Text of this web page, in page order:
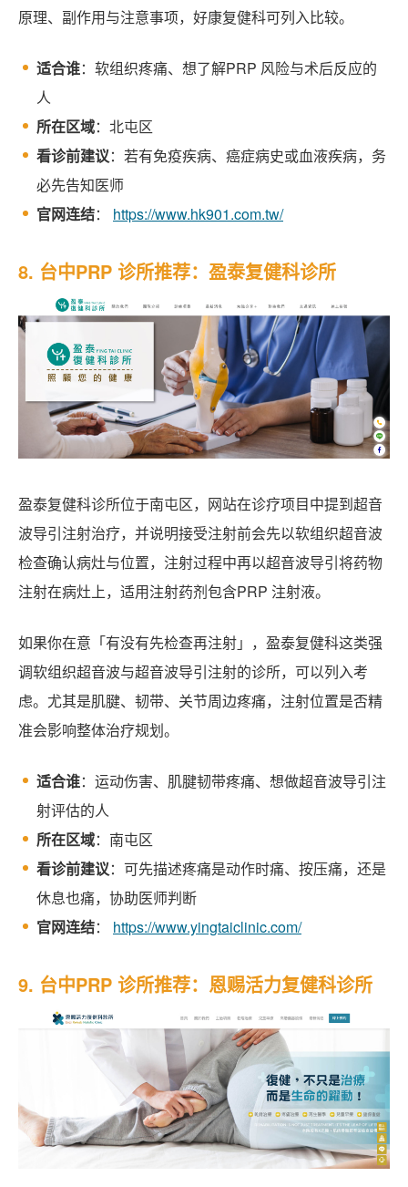
原理、副作用与注意事项，好康复健科可列入比较。
适合谁：软组织疼痛、想了解PRP 风险与术后反应的
人
所在区域：北屯区
看诊前建议：若有免疫疾病、癌症病史或血液疾病，务
必先告知医师
官网连结： https://www.hk901.com.tw/
8. 台中PRP 诊所推荐：盈泰复健科诊所
盈泰复健科诊所位于南屯区，网站在诊疗项目中提到超音
波导引注射治疗，并说明接受注射前会先以软组织超音波
检查确认病灶与位置，注射过程中再以超音波导引将药物
注射在病灶上，适用注射药剂包含PRP 注射液。
如果你在意「有没有先检查再注射」，盈泰复健科这类强
调软组织超音波与超音波导引注射的诊所，可以列入考
虑。尤其是肌腱、韧带、关节周边疼痛，注射位置是否精
准会影响整体治疗规划。
适合谁：运动伤害、肌腱韧带疼痛、想做超音波导引注
射评估的人
所在区域：南屯区
看诊前建议：可先描述疼痛是动作时痛、按压痛，还是
休息也痛，协助医师判断
官网连结： https://www.yingtaiclinic.com/
9. 台中PRP 诊所推荐：恩赐活力复健科诊所